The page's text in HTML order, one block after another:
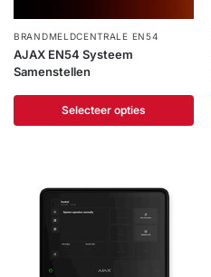
Help &
service
BRANDMELDCENTRALE EN54
AJAX EN54 Systeem
Samenstellen
Selecteer opties